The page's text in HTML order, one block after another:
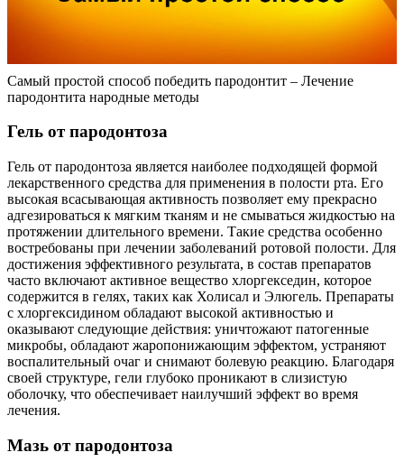
Самый простой способ победить пародонтит – Лечение
пародонтита народные методы
Гель от пародонтоза
Гель от пародонтоза является наиболее подходящей формой
лекарственного средства для применения в полости рта. Его
высокая всасывающая активность позволяет ему прекрасно
адгезироваться к мягким тканям и не смываться жидкостью на
протяжении длительного времени. Такие средства особенно
востребованы при лечении заболеваний ротовой полости. Для
достижения эффективного результата, в состав препаратов
часто включают активное вещество хлоргекседин, которое
содержится в гелях, таких как Холисал и Элюгель. Препараты
с хлоргексидином обладают высокой активностью и
оказывают следующие действия: уничтожают патогенные
микробы, обладают жаропонижающим эффектом, устраняют
воспалительный очаг и снимают болевую реакцию. Благодаря
своей структуре, гели глубоко проникают в слизистую
оболочку, что обеспечивает наилучший эффект во время
лечения.
Мазь от пародонтоза